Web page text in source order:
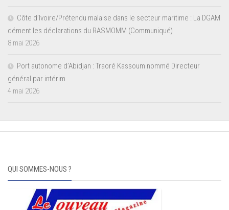
Côte d’Ivoire/Prétendu malaise dans le secteur maritime : La DGAM
dément les déclarations du RASMOMM (Communiqué)
8 mai 2026
Port autonome d’Abidjan : Traoré Kassoum nommé Directeur
général par intérim
4 mai 2026
QUI SOMMES-NOUS ?